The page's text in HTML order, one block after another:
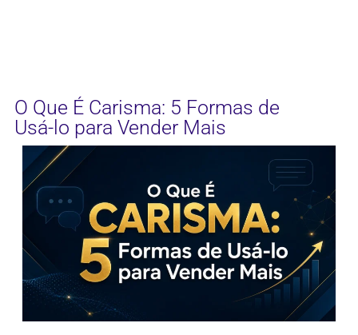
O Que É Carisma: 5 Formas de
Usá-lo para Vender Mais